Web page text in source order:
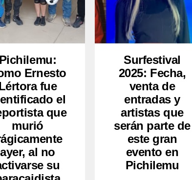
Pichilemu:
Ernesto
fue
el
que
murió
ayer, al no
su
Surfestival
2025: Fecha,
venta de
entradas y
artistas que
serán parte de
este gran
evento en
Pichilemu